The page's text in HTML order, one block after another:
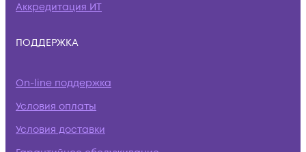
Аккредитация ИТ
ПОДДЕРЖКА
On-line поддержка
Условия оплаты
Условия доставки